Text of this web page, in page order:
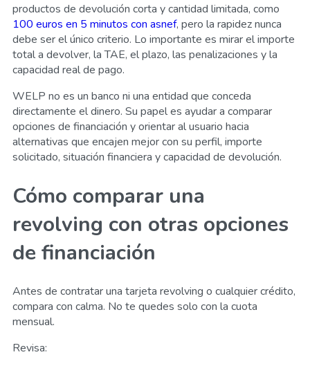
productos de devolución corta y cantidad limitada, como
100 euros en 5 minutos con asnef, pero la rapidez nunca
debe ser el único criterio. Lo importante es mirar el importe
total a devolver, la TAE, el plazo, las penalizaciones y la
capacidad real de pago.
WELP no es un banco ni una entidad que conceda
directamente el dinero. Su papel es ayudar a comparar
opciones de financiación y orientar al usuario hacia
alternativas que encajen mejor con su perfil, importe
solicitado, situación financiera y capacidad de devolución.
Cómo comparar una
revolving con otras opciones
de financiación
Antes de contratar una tarjeta revolving o cualquier crédito,
compara con calma. No te quedes solo con la cuota
mensual.
Revisa: